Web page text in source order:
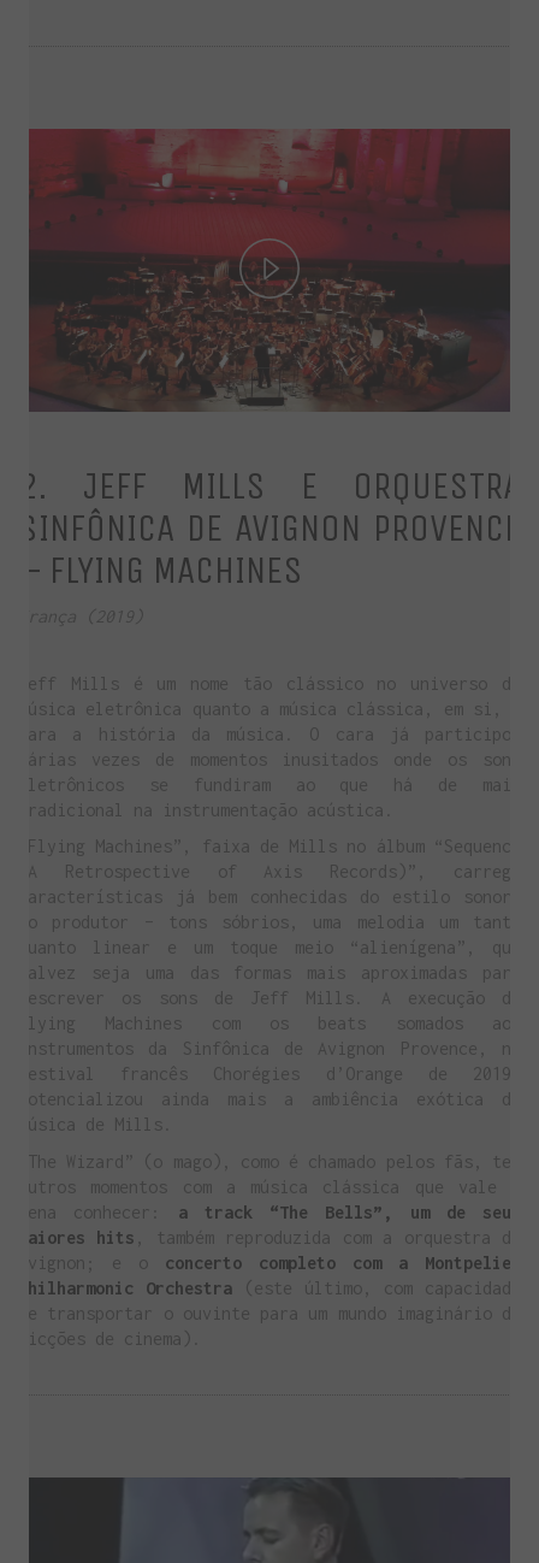
Play
Video
2. JEFF MILLS E ORQUESTRA
SINFÔNICA DE AVIGNON PROVENCE
– FLYING MACHINES
França (2019)
Jeff Mills é um nome tão clássico no universo da
música eletrônica quanto a música clássica, em si, é
para a história da música. O cara já participou
várias vezes de momentos inusitados onde os sons
eletrônicos se fundiram ao que há de mais
tradicional na instrumentação acústica.
“Flying Machines”, faixa de Mills no álbum “Sequence
(A Retrospective of Axis Records)”, carrega
características já bem conhecidas do estilo sonoro
do produtor – tons sóbrios, uma melodia um tanto
quanto linear e um toque meio “alienígena”, que
talvez seja uma das formas mais aproximadas para
descrever os sons de Jeff Mills. A execução de
Flying Machines com os beats somados aos
instrumentos da Sinfônica de Avignon Provence, no
festival francês Chorégies d’Orange de 2019,
potencializou ainda mais a ambiência exótica da
música de Mills.
“The Wizard” (o mago), como é chamado pelos fãs, tem
outros momentos com a música clássica que vale a
pena conhecer: a track “The Bells”, um de seus
maiores hits , também reproduzida com a orquestra de
Avignon; e o concerto completo com a Montpelier
Philharmonic Orchestra (este último, com capacidade
de transportar o ouvinte para um mundo imaginário de
ficções de cinema).